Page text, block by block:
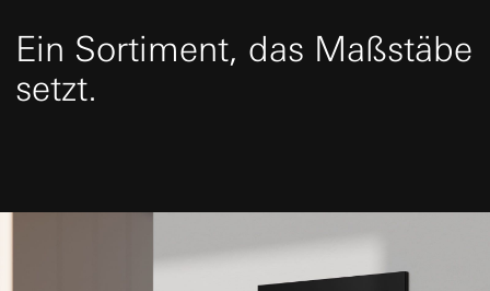
Ein Sortiment, das Maßstäbe
setzt.